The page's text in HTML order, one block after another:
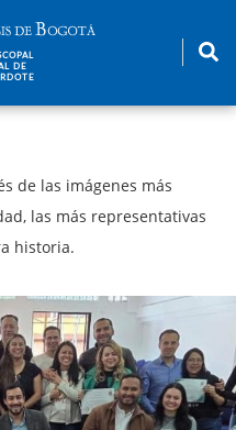
DE
de las imágenes más
las más representativas
historia.